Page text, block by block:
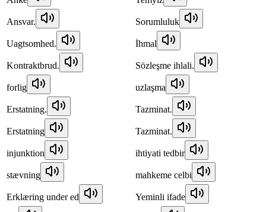
Ansvar. Sorumluluk
Uagtsomhed. İhmal
Kontraktbrud. Sözleşme ihlali.
forlig uzlaşma
Erstatning. Tazminat.
Erstatning Tazminat.
injunktion ihtiyati tedbir
stævning mahkeme celbi
Erklæring under ed Yeminli ifade